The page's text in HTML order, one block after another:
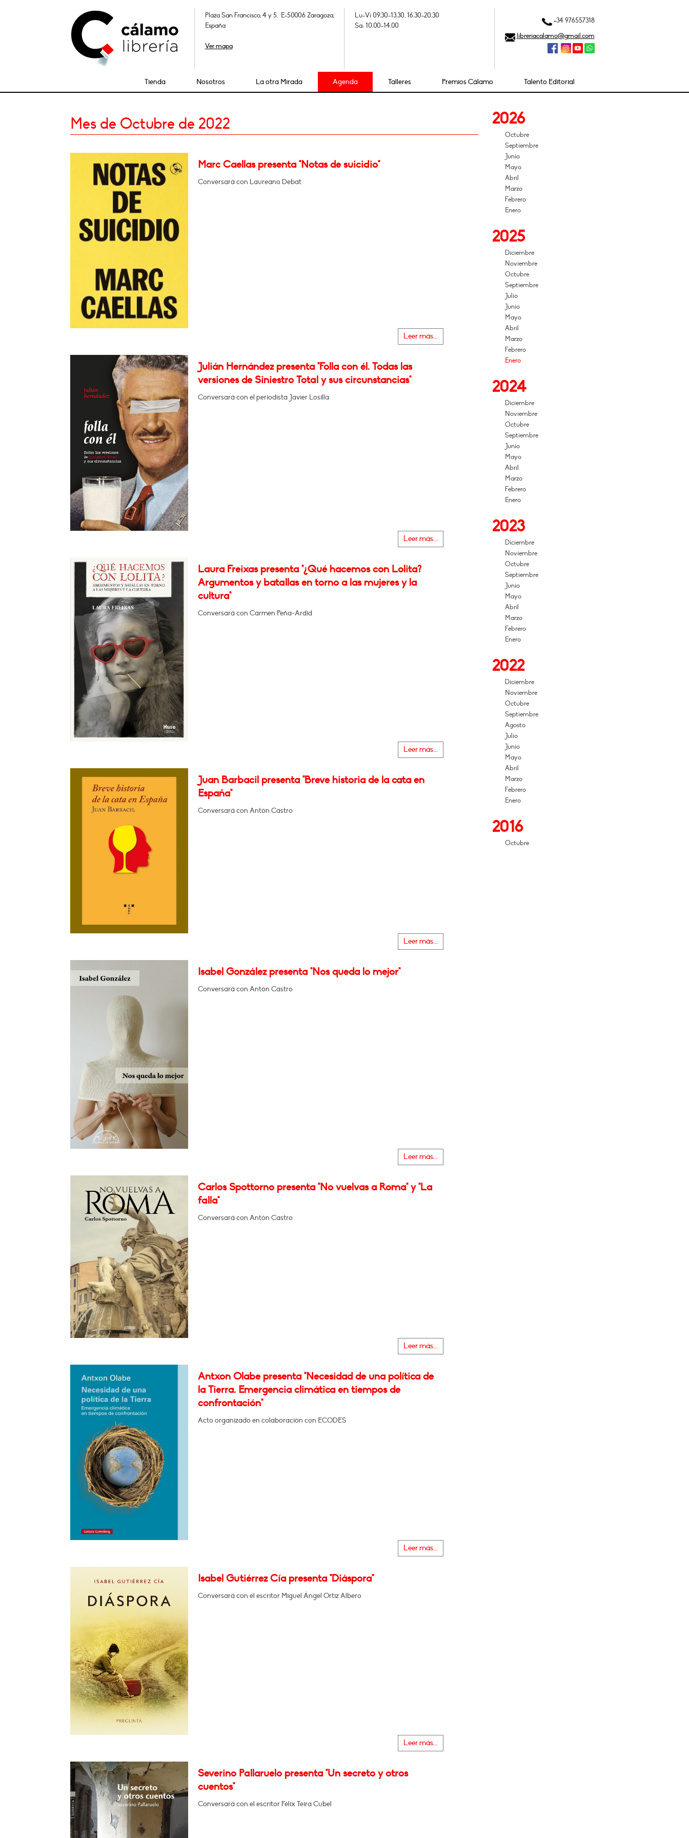
Plaza San Francisco, 4 y 5. E-50006 Zaragoza,
España
Ver mapa
Lu-Vi 09.30-13.30, 16.30-20.30
Sa: 10.00-14.00
+34 976557318
libreriacalamo@gmail.com
Tienda Nosotros La otra Mirada Agenda Talleres Premios Cálamo Talento Editorial
Mes de Octubre de 2022
Marc Caellas presenta "Notas de suicidio"
Conversará con Laureano Debat
Leer más...
Julián Hernández presenta "Folla con él. Todas las
versiones de Siniestro Total y sus circunstancias"
Conversará con el periodista Javier Losilla
Leer más...
Laura Freixas presenta "¿Qué hacemos con Lolita?
Argumentos y batallas en torno a las mujeres y la
cultura"
Conversará con Carmen Peña-Ardid
Leer más...
Juan Barbacil presenta "Breve historia de la cata en
España"
Conversará con Antón Castro
Leer más...
Isabel González presenta "Nos queda lo mejor"
Conversará con Antón Castro
Leer más...
Carlos Spottorno presenta "No vuelvas a Roma" y "La
falla"
Conversará con Antón Castro
Leer más...
Antxon Olabe presenta "Necesidad de una política de
la Tierra. Emergencia climática en tiempos de
confrontación"
Acto organizado en colaboración con ECODES
Leer más...
Isabel Gutiérrez Cía presenta "Diáspora"
Conversará con el escritor Miguel Ángel Ortiz Albero
Leer más...
Severino Pallaruelo presenta "Un secreto y otros
cuentos"
Conversará con el escritor Félix Teira Cubel
2026
Octubre
Septiembre
Junio
Mayo
Abril
Marzo
Febrero
Enero
2025
Diciembre
Noviembre
Octubre
Septiembre
Julio
Junio
Mayo
Abril
Marzo
Febrero
Enero
2024
Diciembre
Noviembre
Octubre
Septiembre
Junio
Mayo
Abril
Marzo
Febrero
Enero
2023
Diciembre
Noviembre
Octubre
Septiembre
Junio
Mayo
Abril
Marzo
Febrero
Enero
2022
Diciembre
Noviembre
Octubre
Septiembre
Agosto
Julio
Junio
Mayo
Abril
Marzo
Febrero
Enero
2016
Octubre